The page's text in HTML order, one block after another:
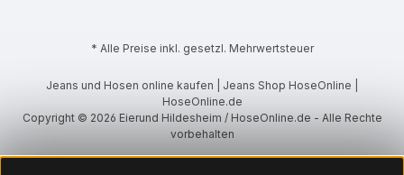
* Alle Preise inkl. gesetzl. Mehrwertsteuer
Jeans und Hosen online kaufen | Jeans Shop HoseOnline |
HoseOnline.de
Copyright © 2026 Eierund Hildesheim / HoseOnline.de - Alle Rechte
vorbehalten